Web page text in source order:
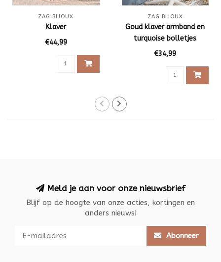
ZAG BIJOUX
Klaver
€44,99
ZAG BIJOUX
Goud klaver armband en
turquoise bolletjes
armband
€34,99
Meld je aan voor onze nieuwsbrief
Blijf op de hoogte van onze acties, kortingen en
anders nieuws!
Abonneer